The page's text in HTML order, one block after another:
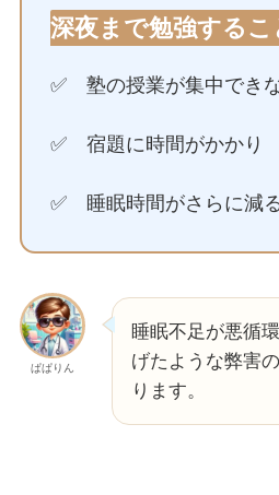
深夜まで勉強する
✅ 塾の授業が集中でき
✅ 宿題に時間がかかり
✅ 睡眠時間がさらに減
ぱぱりん
睡眠不足が悪循
げたような弊害
ります。